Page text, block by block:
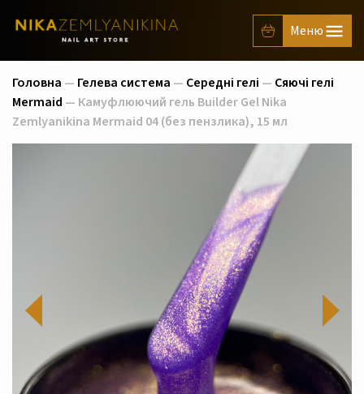
Головна — Гелева система — Середні гелі — Сяючі гелі
Mermaid — Камуфлюючий гель Builder Gel Nika
Zemlyanikina Mermaid 04 (без пензлика), 15 мл